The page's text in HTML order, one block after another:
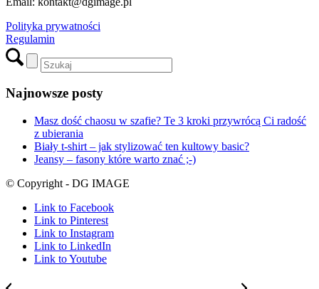
Polityka prywatności
Regulamin
Najnowsze posty
Masz dość chaosu w szafie? Te 3 kroki przywrócą Ci radość
z ubierania
Biały t-shirt – jak stylizować ten kultowy basic?
Jeansy – fasony które warto znać ;-)
© Copyright - DG IMAGE
Link to Facebook
Link to Pinterest
Link to Instagram
Link to LinkedIn
Link to Youtube